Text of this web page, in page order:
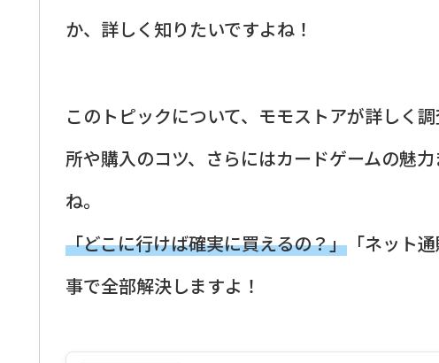
か、詳しく知りたいですよね！
このトピックについて、モモストアが詳しく
所や購入のコツ、さらにはカードゲームの魅
ね。
「どこに行けば確実に買えるの？」 「ネット
事で全部解決しますよ！